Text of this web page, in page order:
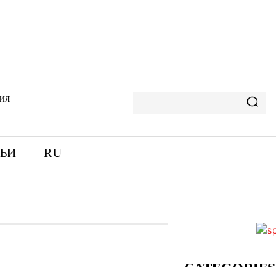
RU